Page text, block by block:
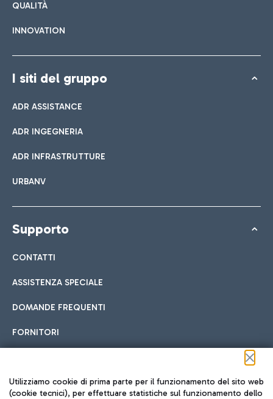
QUALITÀ
INNOVATION
I siti del gruppo
ADR ASSISTANCE
ADR INGEGNERIA
ADR INFRASTRUTTURE
URBANV
Supporto
CONTATTI
ASSISTENZA SPECIALE
DOMANDE FREQUENTI
FORNITORI
Seguici sui social
Utilizziamo cookie di prima parte per il funzionamento del sito web
(cookie tecnici), per effettuare statistiche sul funzionamento dello